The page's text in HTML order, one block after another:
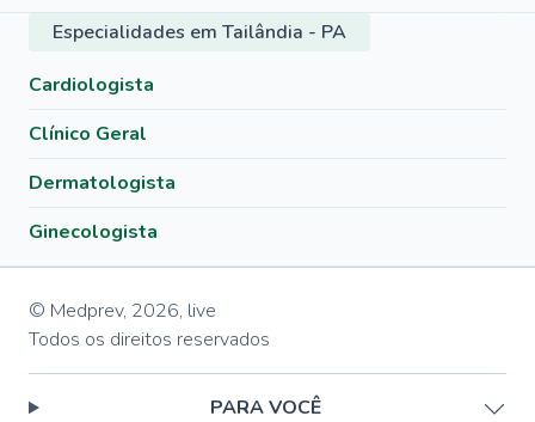
Especialidades em Tailândia - PA
Cardiologista
Clínico Geral
Dermatologista
Ginecologista
© Medprev, 2026, live
Todos os direitos reservados
PARA VOCÊ